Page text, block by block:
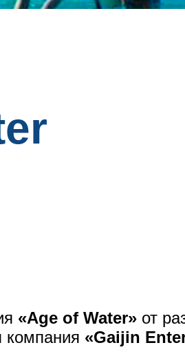
«Age of Water» от
компания «Gaijin